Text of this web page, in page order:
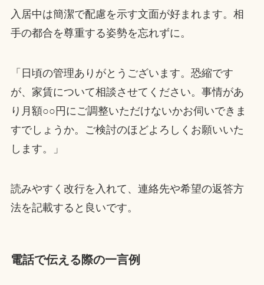
入居中は簡潔で配慮を示す文面が好まれます。相
手の都合を尊重する姿勢を忘れずに。
「日頃の管理ありがとうございます。恐縮です
が、家賃について相談させてください。事情があ
り月額○○円にご調整いただけないかお伺いできま
すでしょうか。ご検討のほどよろしくお願いいた
します。」
読みやすく改行を入れて、連絡先や希望の返答方
法を記載すると良いです。
電話で伝える際の一言例